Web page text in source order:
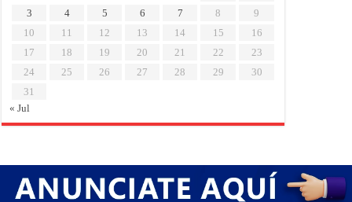
3
4 5 6 7 8
9
10
11 12 13 14 15
16
17
18 19 20 21 22
23
24
25 26 27 28 29
30
31
« Jul